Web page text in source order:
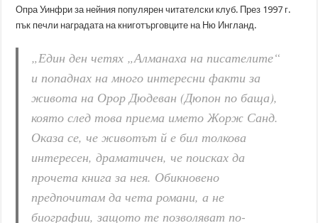
Опра Уинфри за нейния популярен читателски клуб. През 1997 г.
пък печли наградата на книготърговците на Ню Ингланд.
„Един ден четях „Алманаха на писателите“
и попаднах на много интересни факти за
живота на Орор Дюдеван (Дюпон по баща),
която след това приема името Жорж Санд.
Оказа се, че животът й е бил толкова
интересен, драматичен, че поисках да
прочета книга за нея. Обикновено
предпочитам да чета романи, а не
биографии, защото те позволяват по-